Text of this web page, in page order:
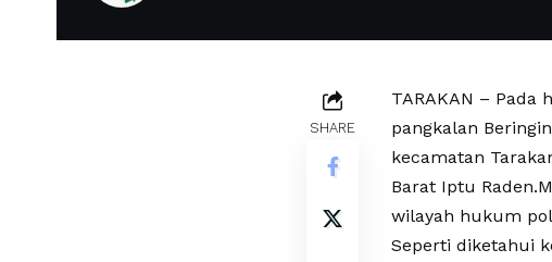
SHARE
TARAKAN –
pangkalan
kecamatan
Barat Iptu
wilayah hukum
Seperti diketahui